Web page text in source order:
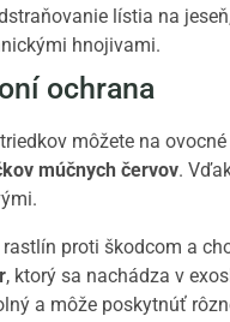
lístia na
hnojivami.
ochrana
môžete na
múčnych červov.
proti škodcom a
, ktorý sa nachádza v
a môže poskytnúť